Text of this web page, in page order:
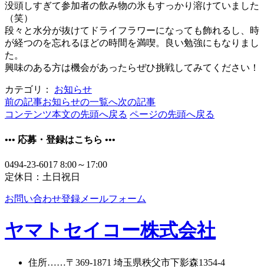
没頭しすぎて参加者の飲み物の氷もすっかり溶けていました
（笑）
段々と水分が抜けてドライフラワーになっても飾れるし、時
が経つのを忘れるほどの時間を満喫。良い勉強にもなりまし
た。
興味のある方は機会があったらぜひ挑戦してみてください！
カテゴリ： お知らせ
前の記事お知らせの一覧へ次の記事
コンテンツ本文の先頭へ戻る ページの先頭へ戻る
••• 応募・登録はこちら •••
0494-23-6017 8:00～17:00
定休日：土日祝日
お問い合わせ登録メールフォーム
ヤマトセイコー株式会社
住所……〒369-1871 埼玉県秩父市下影森1354-4